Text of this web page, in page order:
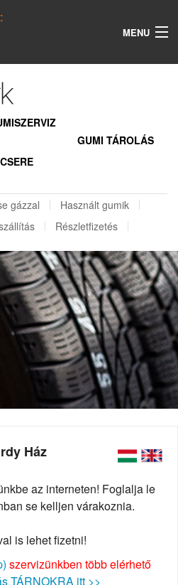
MENU
GUMI TÁROLÁS
gázzal
Használt gumik
Részletfizetés
Ház
az interneten! Foglalja le
se kelljen várakoznia.
is lehet fizetni!
szervizünkben több elérhető
TÁRNOKRA itt >>